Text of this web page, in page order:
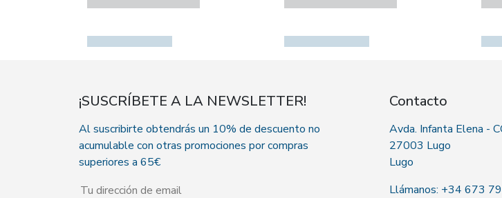
¡SUSCRÍBETE A LA NEWSLETTER!
Al suscribirte obtendrás un 10% de descuento no
acumulable con otras promociones por compras
superiores a 65€
Contacto
Avda. Infanta Elena -
27003 Lugo
Lugo
Llámanos: +34 673